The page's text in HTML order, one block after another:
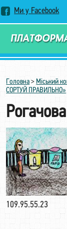
Ми у Facebook
Замовити дзвінок
Головна > Міський
СОРТУЙ ПРАВИЛЬНО»
109.95.55.23